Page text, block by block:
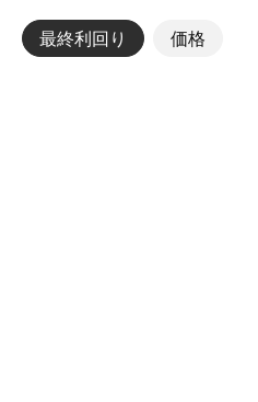
最終利回り 価格
その他